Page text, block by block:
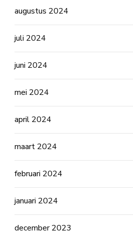
augustus 2024
juli 2024
juni 2024
mei 2024
april 2024
maart 2024
februari 2024
januari 2024
december 2023